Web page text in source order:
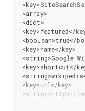
<array>
<dict>
<key>featured</
<boolean>true</
<key>name</key>
<string>Google
<key>shortcut</
<key>url</key>
<string>https://